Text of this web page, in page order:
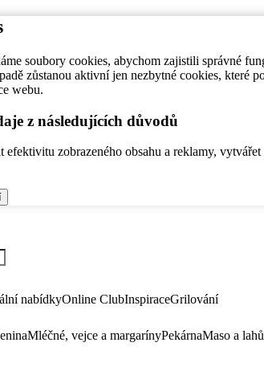
soubory cookies, abychom zajistili správné
zůstanou aktivní jen nezbytné cookies,
webu.
z následujících důvodů
zobrazeného obsahu a reklamy,
nabídkyOnline ClubInspiraceGrilování
Mléčné, vejce a margarínyPekárnaMaso a